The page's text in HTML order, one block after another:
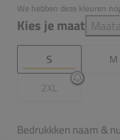
We hebben deze kleuren
Kies je maat
S M
2XL
Bedrukkken naam &